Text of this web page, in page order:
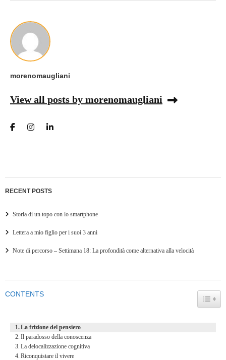
morenomaugliani
View all posts by morenomaugliani
RECENT POSTS
Storia di un topo con lo smartphone
Lettera a mio figlio per i suoi 3 anni
Note di percorso – Settimana 18: La profondità come alternativa alla velocità
CONTENTS
La frizione del pensiero
Il paradosso della conoscenza
La delocalizzazione cognitiva
Riconquistare il vivere